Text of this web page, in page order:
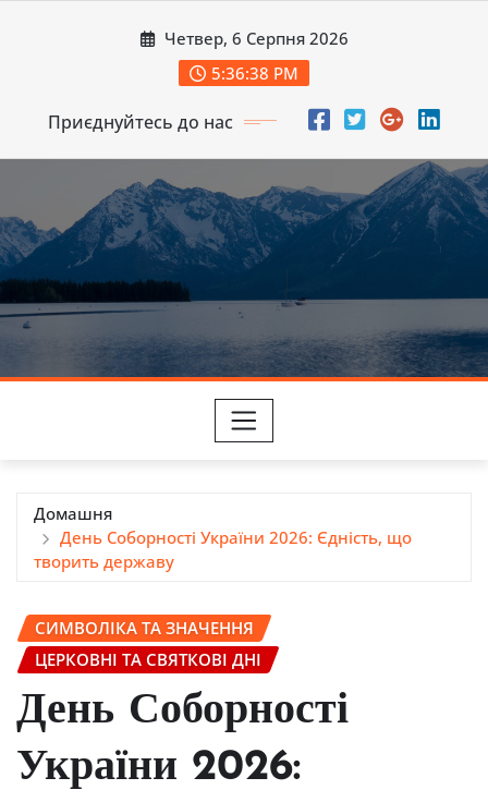
Четвер, 6 Серпня 2026
5:36:40 PM
Приєднуйтесь до нас
Домашня
День Соборності України 2026: Єдність, що
творить державу
СИМВОЛІКА ТА ЗНАЧЕННЯ
ЦЕРКОВНІ ТА СВЯТКОВІ ДНІ
День Соборності
України 2026: